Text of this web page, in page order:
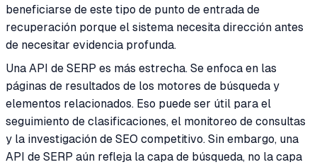
beneficiarse de este tipo de punto de entrada de
recuperación porque el sistema necesita dirección antes
de necesitar evidencia profunda.
Una API de SERP es más estrecha. Se enfoca en las
páginas de resultados de los motores de búsqueda y
elementos relacionados. Eso puede ser útil para el
seguimiento de clasificaciones, el monitoreo de consultas
y la investigación de SEO competitivo. Sin embargo, una
API de SERP aún refleja la capa de búsqueda, no la capa